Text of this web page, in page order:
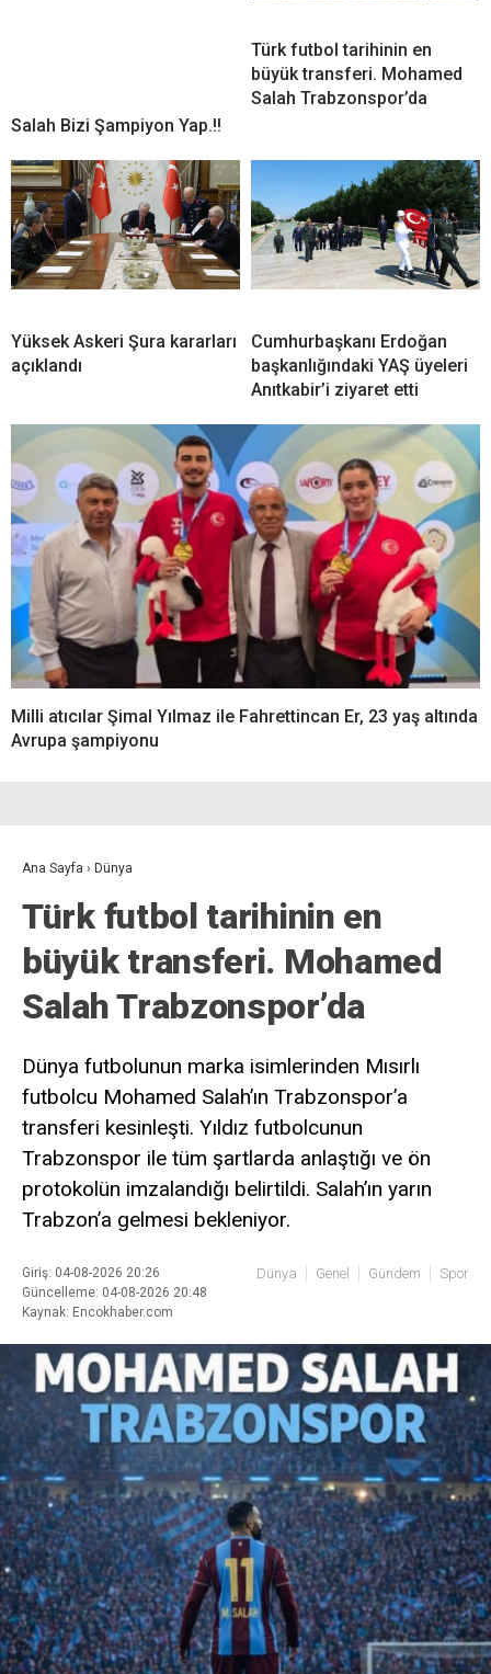
Salah Bizi Şampiyon Yap.!!
Türk futbol tarihinin en
büyük transferi. Mohamed
Salah Trabzonspor’da
Yüksek Askeri Şura kararları
açıklandı
Cumhurbaşkanı Erdoğan
başkanlığındaki YAŞ üyeleri
Anıtkabir’i ziyaret etti
Milli atıcılar Şimal Yılmaz ile Fahrettincan Er, 23 yaş altında
Avrupa şampiyonu
Ana Sayfa › Dünya
Türk futbol tarihinin en
büyük transferi. Mohamed
Salah Trabzonspor’da
Dünya futbolunun marka isimlerinden Mısırlı
futbolcu Mohamed Salah’ın Trabzonspor’a
transferi kesinleşti. Yıldız futbolcunun
Trabzonspor ile tüm şartlarda anlaştığı ve ön
protokolün imzalandığı belirtildi. Salah’ın yarın
Trabzon’a gelmesi bekleniyor.
Giriş: 04-08-2026 20:26
Güncelleme: 04-08-2026 20:48
Kaynak: Encokhaber.com
Dünya Genel Gündem Spor